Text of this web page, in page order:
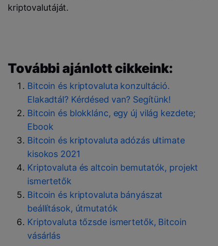
kriptovalutáját.
További ajánlott cikkeink:
Bitcoin és kriptovaluta konzultáció.
Elakadtál? Kérdésed van? Segítünk!
Bitcoin és blokklánc, egy új világ kezdete;
Ebook
Bitcoin és kriptovaluta adózás ultimate
kisokos 2021
Kriptovaluta és altcoin bemutatók, projekt
ismertetők
Bitcoin és kriptovaluta bányászat
beállítások, útmutatók
Kriptovaluta tőzsde ismertetők, Bitcoin
vásárlás